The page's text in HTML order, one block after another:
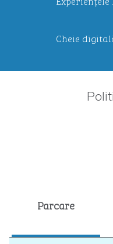
Cheie
Parcare